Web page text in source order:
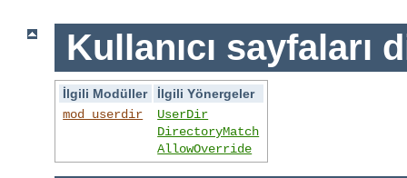
Kullanıcı sayfaları
İlgili Modüller
İlgili Yönergeler
mod_userdir
UserDir
DirectoryMatch
AllowOverride